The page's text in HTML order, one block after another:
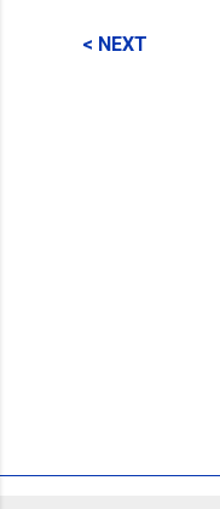
メ
< NEXT